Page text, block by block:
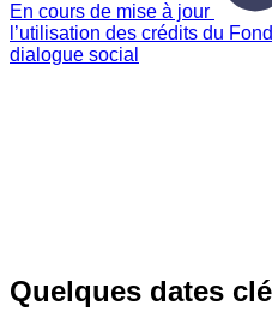
En cours de mise à jour
l’utilisation des crédits du
dialogue social
Quelques dates